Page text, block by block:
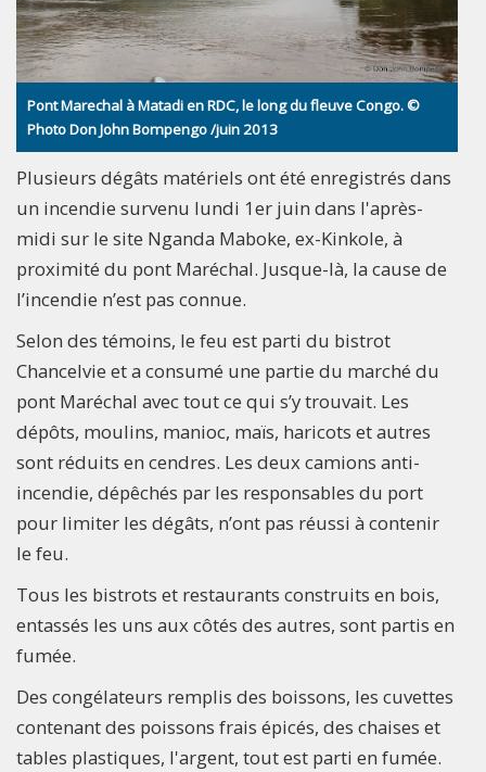
Pont Marechal à Matadi en RDC, le long du fleuve Congo. ©
Photo Don John Bompengo /juin 2013
Plusieurs dégâts matériels ont été enregistrés dans
un incendie survenu lundi 1er juin dans l'après-
midi sur le site Nganda Maboke, ex-Kinkole, à
proximité du pont Maréchal. Jusque-là, la cause de
l’incendie n’est pas connue.
Selon des témoins, le feu est parti du bistrot
Chancelvie et a consumé une partie du marché du
pont Maréchal avec tout ce qui s’y trouvait. Les
dépôts, moulins, manioc, maïs, haricots et autres
sont réduits en cendres. Les deux camions anti-
incendie, dépêchés par les responsables du port
pour limiter les dégâts, n’ont pas réussi à contenir
le feu.
Tous les bistrots et restaurants construits en bois,
entassés les uns aux côtés des autres, sont partis en
fumée.
Des congélateurs remplis des boissons, les cuvettes
contenant des poissons frais épicés, des chaises et
tables plastiques, l'argent, tout est parti en fumée.